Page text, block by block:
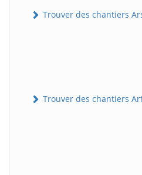
Trouver des chantiers
Trouver des chantiers